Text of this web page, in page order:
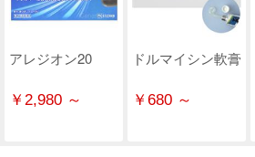
アレジオン20
￥2,980 ～
ドルマイシン軟膏
￥680 ～